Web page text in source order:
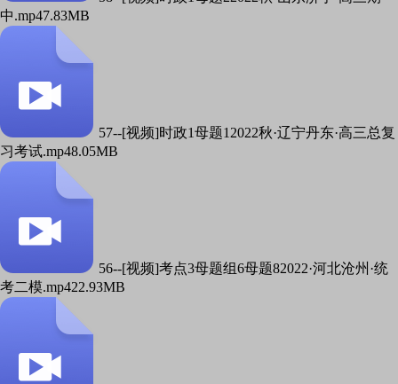
中.mp47.83MB
57--[视频]时政1母题12022秋·辽宁丹东·高三总复
习考试.mp48.05MB
56--[视频]考点3母题组6母题82022·河北沧州·统
考二模.mp422.93MB